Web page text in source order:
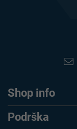
Shop info
Podrška